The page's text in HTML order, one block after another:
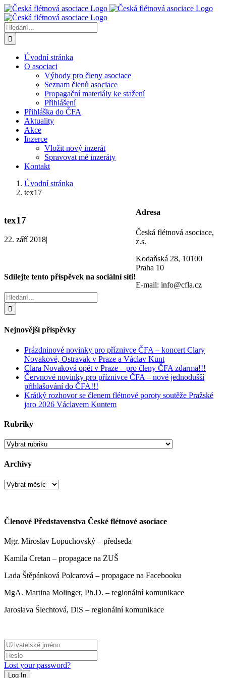
Přeskočit
na
obsah
Hledat:
Úvodní stránka
O asociaci
Výhody pro členy asociace
Seznam členů asociace
Propagační materiály ke stažení
Přihlášení
Přihláška do ČFA
Aktuality
Akce
Inzerce
Vložit nový inzerát
Spravovat mé inzeráty
Kontakt
Úvodní stránka
tex17
tex17
22. září 2018|
Sdílejte tento příspěvek na sociální síti!
Facebook
X
WhatsApp
Hledat:
Nejnovější příspěvky
Prázdninové novinky pro příznivce ČFA – koncert Clary
Novakové, Ostravak v Praze a Václav Kunt
Clara Novaková opět v Praze – pro členy ČFA zdarma!!!
Červnové novinky pro příznivce ČFA – nové jednodušší
přihlašování do ČFA!!!
Krátký rozhovor se členem flétnové poroty soutěže Pražské
jaro 2026 Václavem Kuntem
Rubriky
Rubriky
Archivy
Archivy
Adresa
Česká flétnová asociace,
z.s.
Kodaňská 28, 10100
Praha 10
E-mail: info@cfla.cz
Členové Představenstva České flétnové asociace
Mgr. Miroslav Lopuchovský – předseda
Kamila Cretan – propagace na ZUŠ
Lada Štěpánková Polcarová – propagace na Facebooku
MgA. Martina Molinger, Ph.D. – regionální komunikace
Jaroslava Šlechtová, DiS – regionální komunikace
Lost your password?